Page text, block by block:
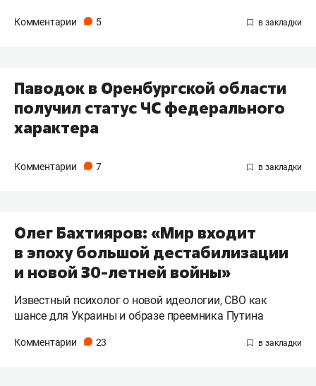
Комментарии 5
Паводок в Оренбургской области
получил статус ЧС федерального
характера
Комментарии 7
Олег Бахтияров: «Мир входит
в эпоху большой дестабилизации
и новой 30-летней войны»
Известный психолог о новой идеологии, СВО как
шансе для Украины и образе преемника Путина
Комментарии 23